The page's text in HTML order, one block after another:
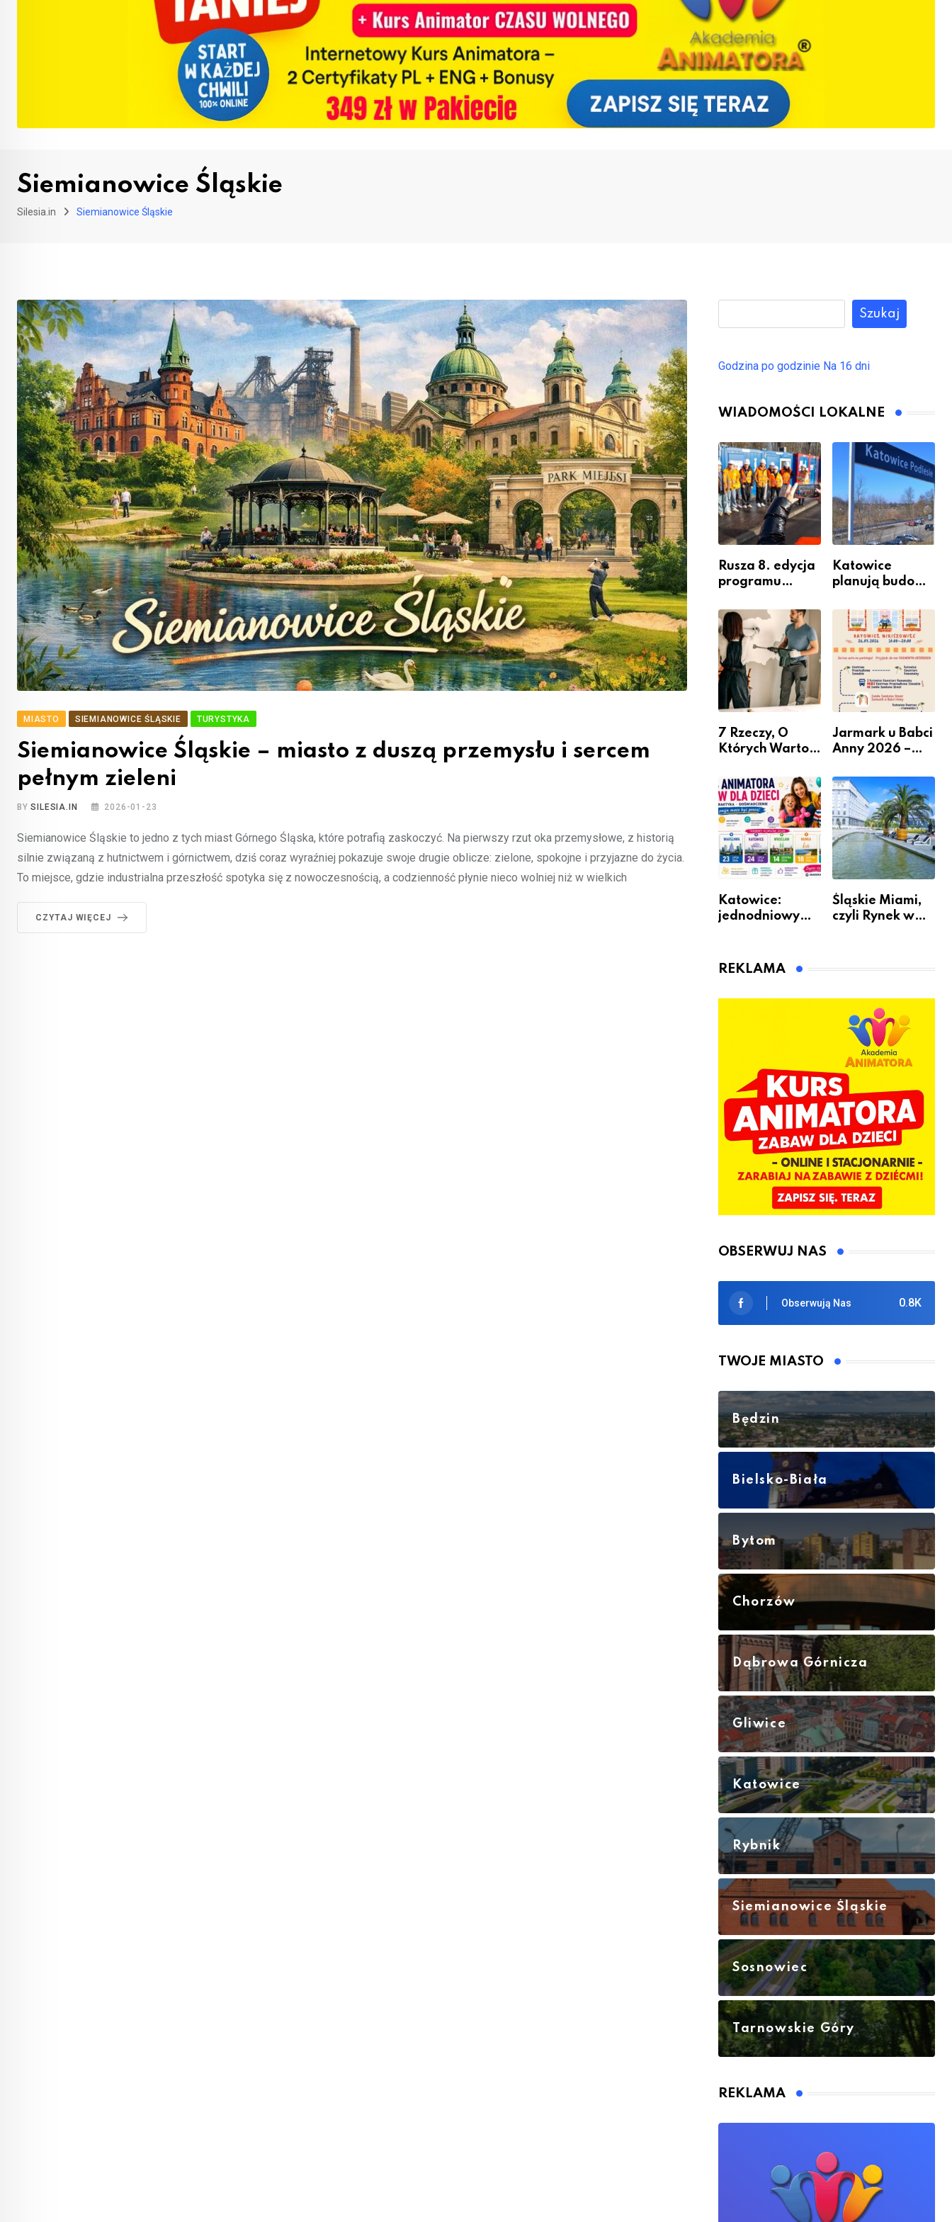
Siemianowice Śląskie
Silesia.in Siemianowice Śląskie
MIASTO SIEMIANOWICE ŚLĄSKIE TURYSTYKA
Siemianowice Śląskie – miasto z duszą przemysłu i sercem
pełnym zieleni
BYSILESIA.IN 2026-01-23
Siemianowice Śląskie to jedno z tych miast Górnego Śląska, które potrafią zaskoczyć. Na pierwszy rzut oka przemysłowe, z historią
silnie związaną z hutnictwem i górnictwem, dziś coraz wyraźniej pokazuje swoje drugie oblicze: zielone, spokojne i przyjazne do życia.
To miejsce, gdzie industrialna przeszłość spotyka się z nowoczesnością, a codzienność płynie nieco wolniej niż w wielkich
CZYTAJ WIĘCEJ
Szukaj
Godzina po godzinie Na 16 dni
WIADOMOŚCI LOKALNE
Rusza 8. edycja
programu
Miastem
Fachowców” –
nabór dla
przedsiębiorców
Katowice
planują budowę
przesiadkoweg
o w Podlesiu
7 Rzeczy, O
Których Warto
Remontem
Mieszkania
Jarmark u Babci
Anny 2026 –
Katowice:
jednodniowy
animatora
Śląskie Miami,
czyli Rynek w
REKLAMA
OBSERWUJ NAS
0.8K
Obserwują Nas
TWOJE MIASTO
Będzin
Bielsko-Biała
Bytom
Chorzów
Dąbrowa Górnicza
Gliwice
Katowice
Rybnik
Siemianowice Śląskie
Sosnowiec
Tarnowskie Góry
REKLAMA